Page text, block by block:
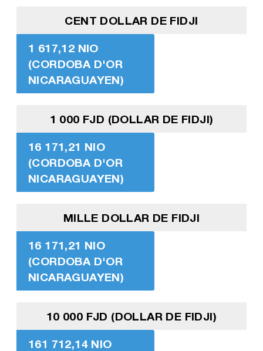
CENT DOLLAR DE FIDJI
1 617,12 NIO
(CORDOBA D'OR
NICARAGUAYEN)
1 000 FJD (DOLLAR DE FIDJI)
16 171,21 NIO
(CORDOBA D'OR
NICARAGUAYEN)
MILLE DOLLAR DE FIDJI
16 171,21 NIO
(CORDOBA D'OR
NICARAGUAYEN)
10 000 FJD (DOLLAR DE FIDJI)
161 712,14 NIO